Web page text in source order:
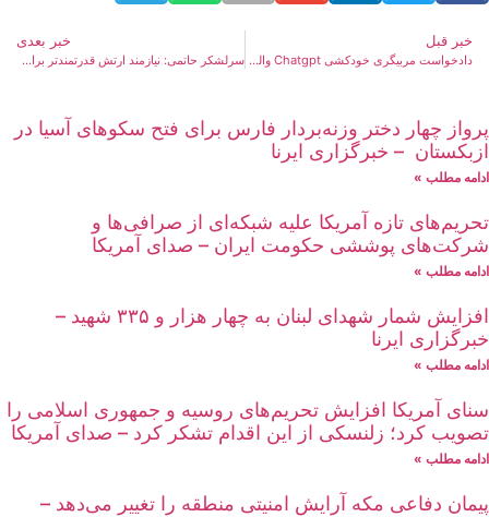
خبر قبل
دادخواست مربیگری خودکشی Chatgpt والدین از سهل انگاری مرگ نوجوانان شکایت می کنند – هندوستان امروز
خبر بعدی
سرلشکر حاتمی: نیازمند ارتش قدرتمندتر برای حفاظت از ملت مان هستیم – خبرگزاری تسنیم
پرواز چهار دختر وزنه‌بردار فارس برای فتح سکوهای آسیا در
ازبکستان – خبرگزاری ایرنا
ادامه مطلب »
تحریم‌های تازه آمریکا علیه شبکه‌ای از صرافی‌ها و
شرکت‌های پوششی حکومت ایران – صدای آمریکا
ادامه مطلب »
افزایش شمار شهدای لبنان به چهار هزار و ۳۳۵ شهید –
خبرگزاری ایرنا
ادامه مطلب »
سنای آمریکا افزایش تحریم‌های روسیه و جمهوری اسلامی را
تصویب کرد؛ زلنسکی از این اقدام تشکر کرد – صدای آمریکا
ادامه مطلب »
پیمان دفاعی مکه آرایش امنیتی منطقه را تغییر می‌دهد –